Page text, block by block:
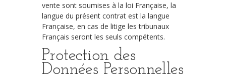
vente sont soumises à la loi Française, la
langue du présent contrat est la langue
Française, en cas de litige les tribunaux
Français seront les seuls compétents.
Protection des
Données Personnelles